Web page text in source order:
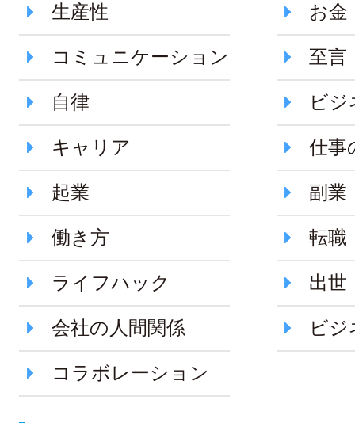
生産性 お金
コミュニケーション 至言
自律 ビジ
キャリア 仕事
起業 副業
働き方 転職
ライフハック 出世
会社の人間関係 ビ
コラボレーション